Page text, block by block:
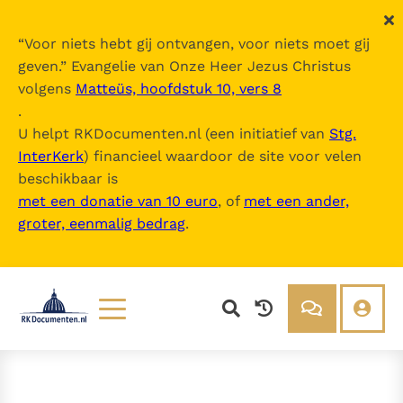
“Voor niets hebt gij ontvangen, voor niets moet gij
geven.” Evangelie van Onze Heer Jezus Christus
volgens Matteüs, hoofdstuk 10, vers 8
.
U helpt RKDocumenten.nl (een initiatief van Stg.
InterKerk) financieel waardoor de site voor velen
beschikbaar is
met een donatie van 10 euro, of met een ander,
groter, eenmalig bedrag.